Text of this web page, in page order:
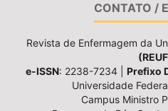
CONTATO /
Revista de Enfermagem da
e-ISSN: 2238-7234 | Prefixo
Universidade
Campus Ministro